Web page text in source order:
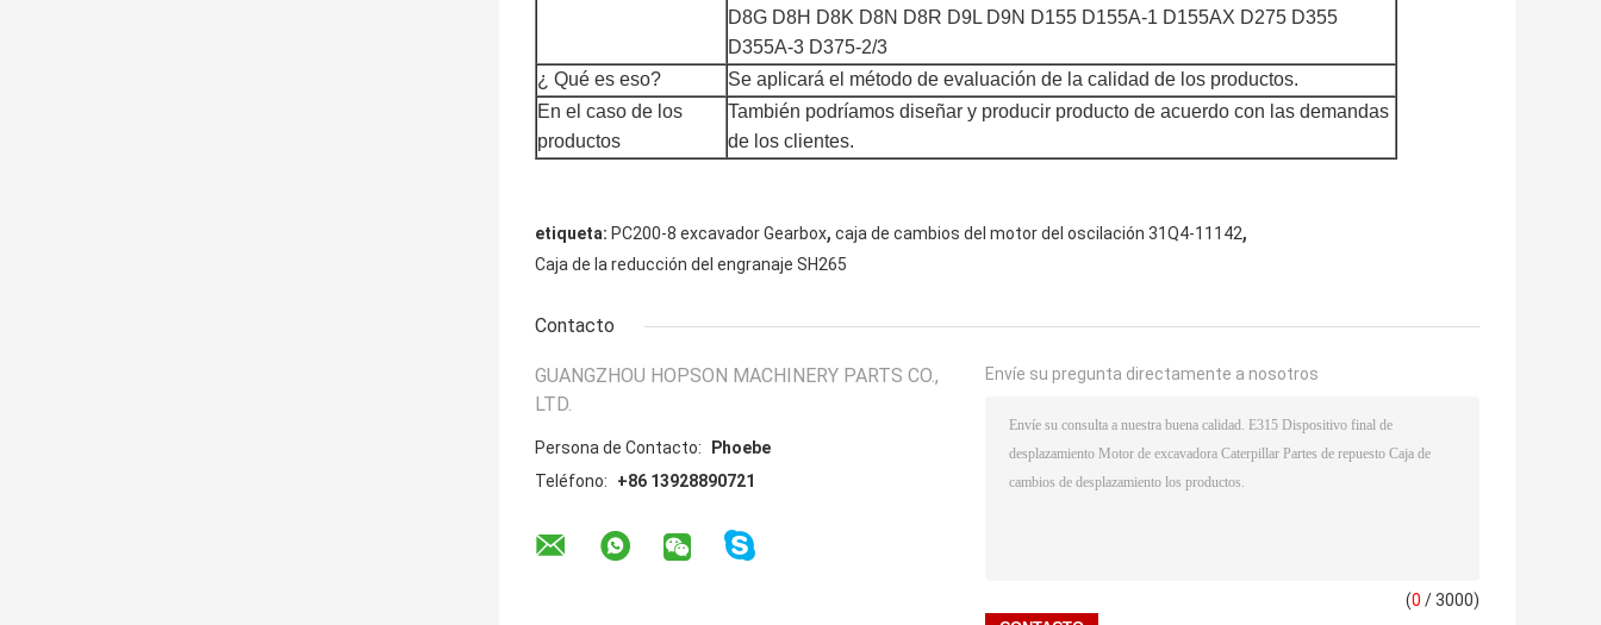
D8G D8H D8K D8N D8R D9L D9N D155 D155A-1 D155AX D275 D355
D355A-3 D375-2/3
¿ Qué es eso?
Se aplicará el método de evaluación de la calidad de los productos.
En el caso de los
productos
También podríamos diseñar y producir producto de acuerdo con las demandas
de los clientes.
etiqueta: PC200-8 excavador Gearbox, caja de cambios del motor del oscilación 31Q4-11142,
Caja de la reducción del engranaje SH265
Contacto
GUANGZHOU HOPSON MACHINERY PARTS CO.,
LTD.
Persona de Contacto:
Phoebe
Teléfono:
+86 13928890721
Envíe su pregunta directamente a nosotros
(0 / 3000)